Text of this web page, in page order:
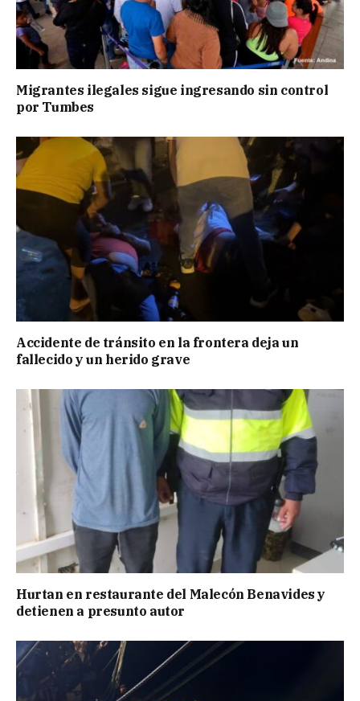
Migrantes ilegales sigue ingresando sin control
por Tumbes
Accidente de tránsito en la frontera deja un
fallecido y un herido grave
Hurtan en restaurante del Malecón Benavides y
detienen a presunto autor